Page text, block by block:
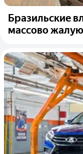
Бразильские
массово